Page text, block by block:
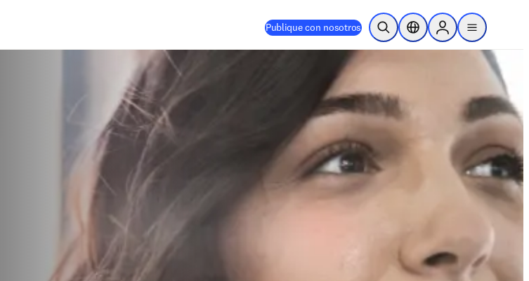
Publique con nosotros Abrir búsquedaSelector de ubicación
Sign in to products
menu